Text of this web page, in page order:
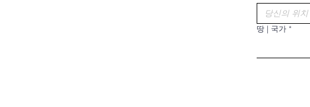
땅 | 국가 *